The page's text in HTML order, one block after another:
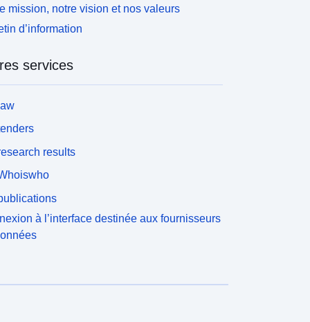
mission, notre vision et nos valeurs
d’information
services
results
à l’interface destinée aux fournisseurs